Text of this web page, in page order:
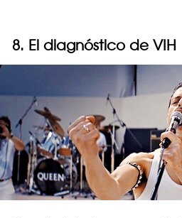
8. El diagnóstico de VIH